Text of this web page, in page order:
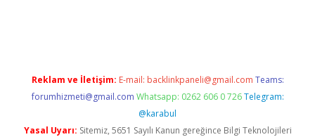
Reklam ve İletişim: E-mail: backlinkpaneli@gmail.com Teams:
forumhizmeti@gmail.com Whatsapp: 0262 606 0 726 Telegram:
@karabul
Yasal Uyarı: Sitemiz, 5651 Sayılı Kanun gereğince Bilgi Teknolojileri